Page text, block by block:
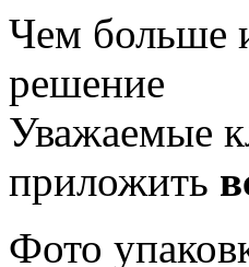
Чем больше
решение
Уважаемые
приложить
Фото